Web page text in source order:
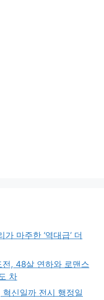
마주한 ‘역대급’ 더
, 48살 연하와 로맨스
차
신일까 전시 행정일